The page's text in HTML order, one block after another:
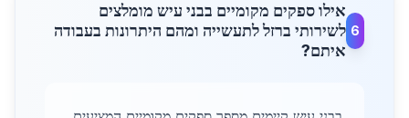
6
אילו ספקים מקומיים בבני עיש מומלצים
לשירותי ברזל לתעשייה ומהם היתרונות בעבודה
איתם?